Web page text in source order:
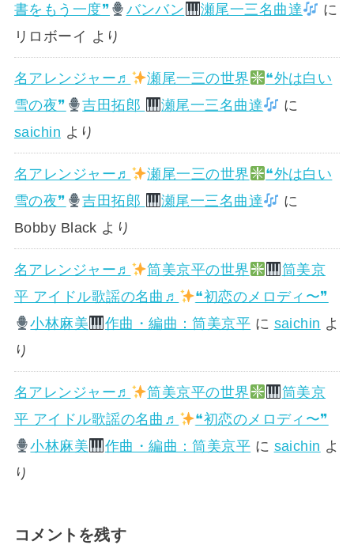
書をもう一度❞
バンバン 瀬尾一三名曲達
に
リロボーイ より
名アレンジャー♬ 瀬尾一三の世界
❝外は白い
雪の夜❞
吉田拓郎 瀬尾一三名曲達
に
saichin より
名アレンジャー♬ 瀬尾一三の世界
❝外は白い
雪の夜❞
吉田拓郎 瀬尾一三名曲達
に
Bobby Black より
名アレンジャー♬ 筒美京平の世界
筒美京
平 アイドル歌謡の名曲♬
❝初恋のメロディ〜❞
小林麻美
作曲・編曲：筒美京平 に saichin よ
り
名アレンジャー♬ 筒美京平の世界
筒美京
平 アイドル歌謡の名曲♬
❝初恋のメロディ〜❞
小林麻美
作曲・編曲：筒美京平 に saichin よ
り
コメントを残す